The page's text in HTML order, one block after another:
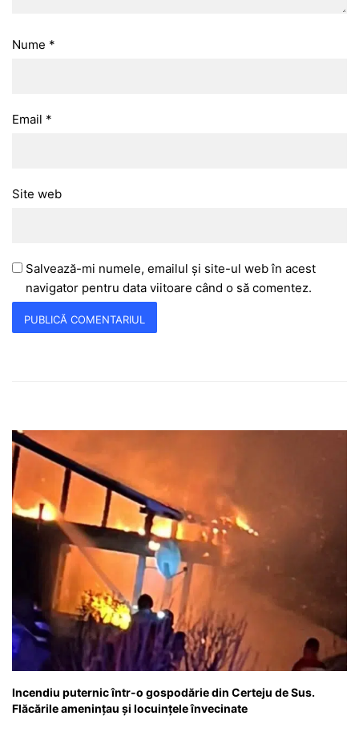
Nume *
Email *
Site web
Salvează-mi numele, emailul și site-ul web în acest
navigator pentru data viitoare când o să comentez.
Incendiu puternic într-o gospodărie din Certeju de Sus.
Flăcările amenințau și locuințele învecinate